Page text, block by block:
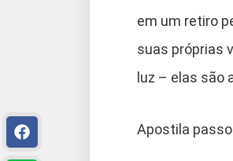
em um retiro
suas próprias
luz – elas são
Apostila